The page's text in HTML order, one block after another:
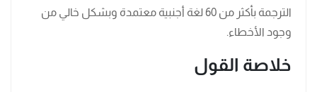
الترجمة بأكثر من 60 لغة أجنبية معتمدة وبشكل خالي من
وجود الأخطاء.
خلاصة القول